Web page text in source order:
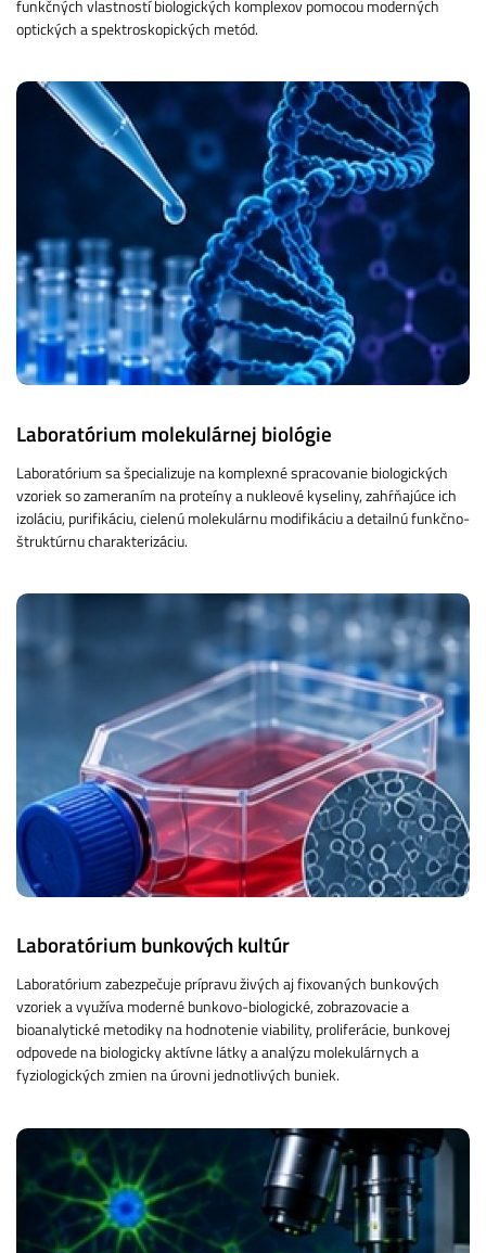
funkčných vlastností biologických komplexov pomocou moderných
optických a spektroskopických metód.
Laboratórium molekulárnej biológie
Laboratórium sa špecializuje na komplexné spracovanie biologických
vzoriek so zameraním na proteíny a nukleové kyseliny, zahŕňajúce ich
izoláciu, purifikáciu, cielenú molekulárnu modifikáciu a detailnú funkčno-
štruktúrnu charakterizáciu.
Laboratórium bunkových kultúr
Laboratórium zabezpečuje prípravu živých aj fixovaných bunkových
vzoriek a využíva moderné bunkovo-biologické, zobrazovacie a
bioanalytické metodiky na hodnotenie viability, proliferácie, bunkovej
odpovede na biologicky aktívne látky a analýzu molekulárnych a
fyziologických zmien na úrovni jednotlivých buniek.